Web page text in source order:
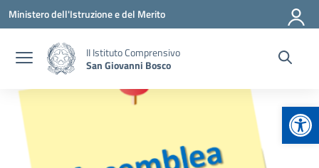
Vai ai contenuti
Vai al menu di navigazione
Vai al footer
Ministero dell'Istruzione e del Merito
II Istituto Comprensivo
San Giovanni Bosco